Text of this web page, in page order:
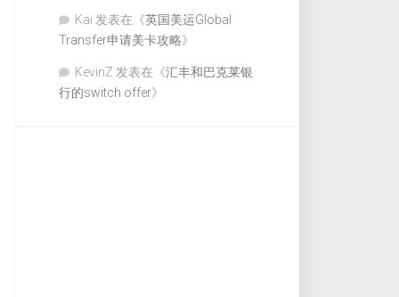
Kai 发表在《英国美运Global
Transfer申请美卡攻略》
KevinZ 发表在《汇丰和巴克莱银
行的switch offer》